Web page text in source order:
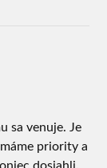
sa venuje. Je
priority a